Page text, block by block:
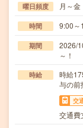
曜日頻度 月～
時間 9:00～
期間
2026/
～！
時給
時給
与の前
交
交通費